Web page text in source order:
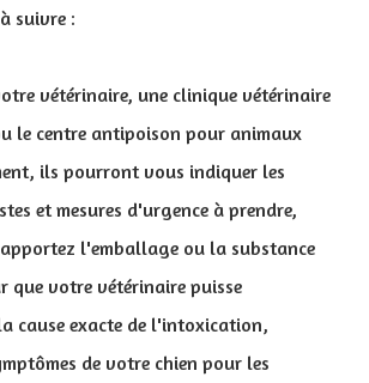
suivre :
vétérinaire, une clinique vétérinaire
le centre antipoison pour animaux
ils pourront vous indiquer les
et mesures d'urgence à prendre,
l'emballage ou la substance
que votre vétérinaire puisse
cause exacte de l'intoxication,
de votre chien pour les